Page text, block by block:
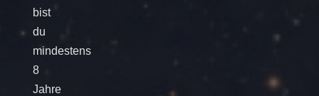
bist
du
mindestens
8
Jahre